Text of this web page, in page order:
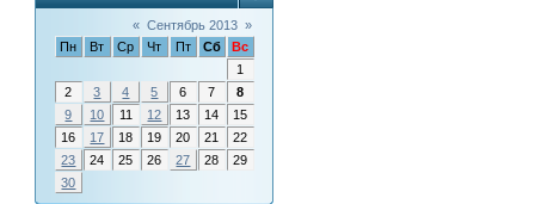
« Сентябрь 2013 »
Пн
Вт Ср Чт Пт Сб
Вс
1
2
3 4 5 6 7
8
9
10 11 12 13 14
15
16
17 18 19 20 21
22
23
24 25 26 27 28
29
30